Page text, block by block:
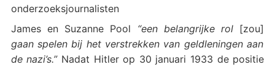
onderzoeksjournalisten
James en Suzanne Pool “een belangrijke rol [zou]
gaan spelen bij het verstrekken van geldleningen aan
de nazi’s.” Nadat Hitler op 30 januari 1933 de positie